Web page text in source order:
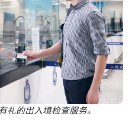
礼的出入境检查服务。